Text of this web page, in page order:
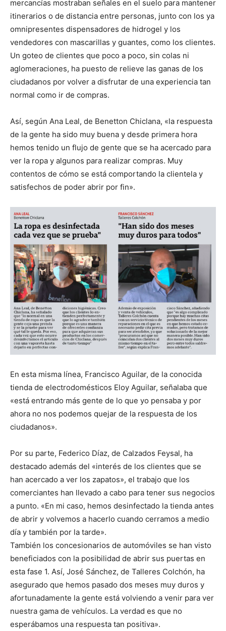
mercancías mostraban señales en el suelo para mantener
itinerarios o de distancia entre personas, junto con los ya
omnipresentes dispensadores de hidrogel y los
vendedores con mascarillas y guantes, como los clientes.
Un goteo de clientes que poco a poco, sin colas ni
aglomeraciones, ha puesto de relieve las ganas de los
ciudadanos por volver a disfrutar de una experiencia tan
normal como ir de compras.
Así, según Ana Leal, de Benetton Chiclana, «la respuesta
de la gente ha sido muy buena y desde primera hora
hemos tenido un flujo de gente que se ha acercado para
ver la ropa y algunos para realizar compras. Muy
contentos de cómo se está comportando la clientela y
satisfechos de poder abrir por fin».
En esta misma línea, Francisco Aguilar, de la conocida
tienda de electrodomésticos Eloy Aguilar, señalaba que
«está entrando más gente de lo que yo pensaba y por
ahora no nos podemos quejar de la respuesta de los
ciudadanos».
Por su parte, Federico Díaz, de Calzados Feysal, ha
destacado además del «interés de los clientes que se
han acercado a ver los zapatos», el trabajo que los
comerciantes han llevado a cabo para tener sus negocios
a punto. «En mi caso, hemos desinfectado la tienda antes
de abrir y volvemos a hacerlo cuando cerramos a medio
día y también por la tarde».
También los concesionarios de automóviles se han visto
beneficiados con la posibilidad de abrir sus puertas en
esta fase 1. Así, José Sánchez, de Talleres Colchón, ha
asegurado que hemos pasado dos meses muy duros y
afortunadamente la gente está volviendo a venir para ver
nuestra gama de vehículos. La verdad es que no
esperábamos una respuesta tan positiva».